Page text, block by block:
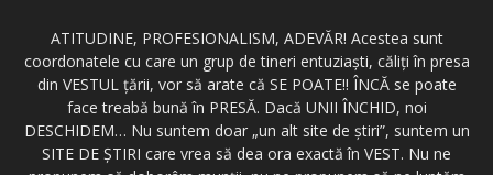
ATITUDINE, PROFESIONALISM, ADEVĂR! Acestea sunt
coordonatele cu care un grup de tineri entuziaşti, căliţi în presa
din VESTUL ţării, vor să arate că SE POATE!! ÎNCĂ se poate
face treabă bună în PRESĂ. Dacă UNII ÎNCHID, noi
DESCHIDEM… Nu suntem doar „un alt site de ştiri”, suntem un
SITE DE ŞTIRI care vrea să dea ora exactă în VEST. Nu ne